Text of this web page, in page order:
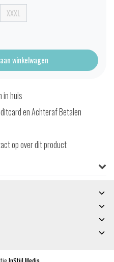
XXXL
winkelwagen
in huis
en Achteraf Betalen
op over dit product